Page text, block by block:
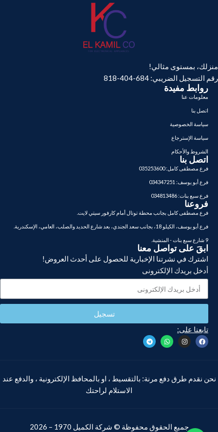
منزلك، بمستوى مثالي!
رقم التسجيل الضريبي: 684-404-818
روابط مفيدة
معلومات عنا
اتصل بنا
سياسة الخصوصية
سياسة الإسترجاع
الشروط والأحكام
اتصل بنا
فرع مصطفى كامل: 035253600
فرع أبو يوسف: 034347251
فرع سبع بنات: 034813486
فروعنا
فرع مصطفى كامل بجانب محطة توتال أمام كارفور سيتي لايت.
فرع أبو يوسف، الكيلو 18، بجانب سعد الجندي، بعد شارع الحديد والصلب، العامي، الإسكندرية.
9 شارع سبع بنات - المنشية.
ابقَ على تواصل معنا
اشترك في نشرتنا الإخبارية للحصول على أحدث العروض!
أدخل بريدك الإلكترونى
تسجيل
تابعنا على:
نحن نقدم طرق دفع مرنة: بالتقسيط ، او بالمحافظ الإلكترونية ، والدفع عند
الاستلام لراحتك
جميع الحقوق محفوظة © شركة الكميل